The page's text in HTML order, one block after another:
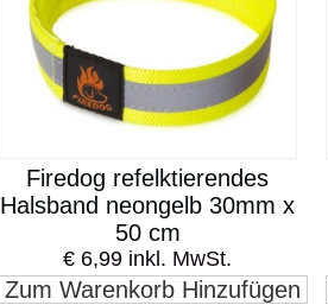
Firedog refelktierendes
Halsband neongelb 30mm x
50 cm
€ 6,99 inkl. MwSt.
Zum Warenkorb Hinzufügen